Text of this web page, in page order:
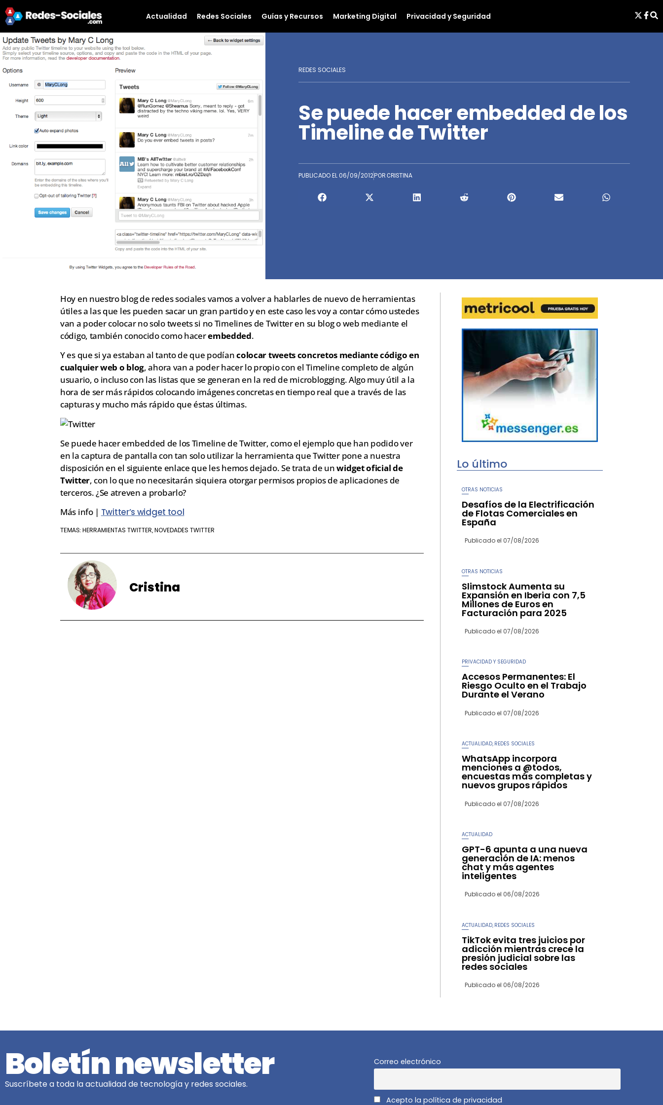
Actualidad Redes Sociales Guías y Recursos Marketing Digital Privacidad y Seguridad
REDES SOCIALES
Se puede hacer embedded de los
Timeline de Twitter
PUBLICADO EL 06/09/2012 POR CRISTINA
Hoy en nuestro blog de redes sociales vamos a volver a hablarles de nuevo de herramientas
útiles a las que les pueden sacar un gran partido y en este caso les voy a contar cómo ustedes
van a poder colocar no solo tweets si no Timelines de Twitter en su blog o web mediante el
código, también conocido como hacerembedded.
Y es que si ya estaban al tanto de que podíancolocar tweets concretos mediante código en
cualquier web o blog, ahora van a poder hacer lo propio con el Timeline completo de algún
usuario, o incluso con las listas que se generan en la red de microblogging. Algo muy útil a la
hora de ser más rápidos colocando imágenes concretas en tiempo real que a través de las
capturas y mucho más rápido que éstas últimas.
Se puede hacer embedded de los Timeline de Twitter, como el ejemplo que han podido ver
en la captura de pantalla con tan solo utilizar la herramienta que Twitter pone a nuestra
disposición en el siguiente enlace que les hemos dejado. Se trata de unwidget oficial de
Twitter, con lo que no necesitarán siquiera otorgar permisos propios de aplicaciones de
terceros. ¿Se atreven a probarlo?
Más info | Twitter’s widget tool
TEMAS: HERRAMIENTAS TWITTER, NOVEDADES TWITTER
Cristina
Lo último
OTRAS NOTICIAS
Desafíos de la Electrificación
de Flotas Comerciales en
España
Publicado el 07/08/2026
OTRAS NOTICIAS
Slimstock Aumenta su
Expansión en Iberia con 7,5
Millones de Euros en
Facturación para 2025
Publicado el 07/08/2026
PRIVACIDAD Y SEGURIDAD
Accesos Permanentes: El
Riesgo Oculto en el Trabajo
Durante el Verano
Publicado el 07/08/2026
ACTUALIDAD, REDES SOCIALES
WhatsApp incorpora
menciones a @todos,
encuestas más completas y
nuevos grupos rápidos
Publicado el 07/08/2026
ACTUALIDAD
GPT-6 apunta a una nueva
generación de IA: menos
chat y más agentes
inteligentes
Publicado el 06/08/2026
ACTUALIDAD REDES SOCIALES
TikTok evita tres juicios por
adicción mientras crece la
presión judicial sobre las
redes sociales
Publicado el 06/08/2026
Boletín newsletter
Suscríbete a toda la actualidad de tecnología y redes sociales.
Correo electrónico
Acepto la política de privacidad